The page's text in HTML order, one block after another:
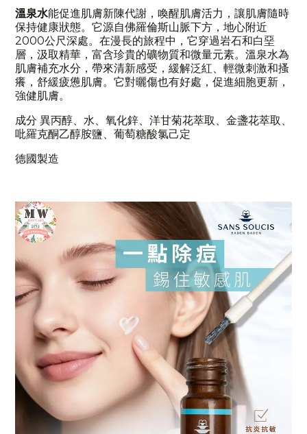
溫泉水能促進肌膚新陳代謝，喚醒肌膚活力，讓肌膚隨時
保持健康狀態。它源自佛羅倫斯山脈下方，地心附近
2000公尺深處。在漫長的旅程中，它穿過岩石和白堊
層，汲取精華，富含珍貴的礦物質和微量元素。溫泉水為
肌膚補充水分，帶來清新感受，緩解泛紅、輕微刺激和搔
癢，舒緩疲憊肌膚。它對曬傷也有好處，促進細胞更新，
強健肌膚。
成分 異丙醇、水、氧化鋅、洋甘菊花萃取、金盞花萃取、
吡羅克酮乙醇胺鹽、葡萄糖酸氯己定
德國製造